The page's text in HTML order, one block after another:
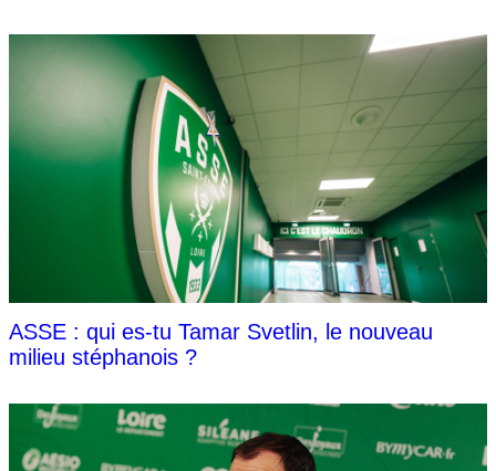
ASSE : qui es-tu Tamar Svetlin, le nouveau
milieu stéphanois ?